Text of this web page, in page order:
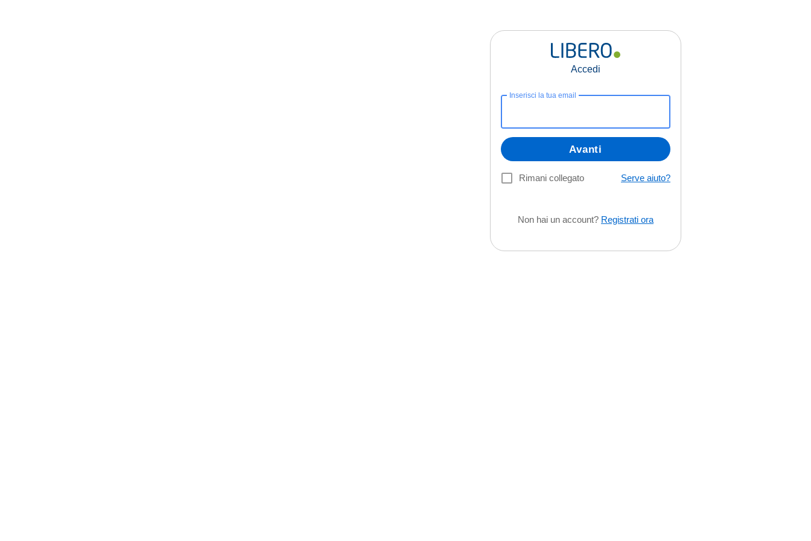
Accedi
Inserisci la tua email
Avanti
Rimani collegato Serve aiuto?
Non hai un account? Registrati ora